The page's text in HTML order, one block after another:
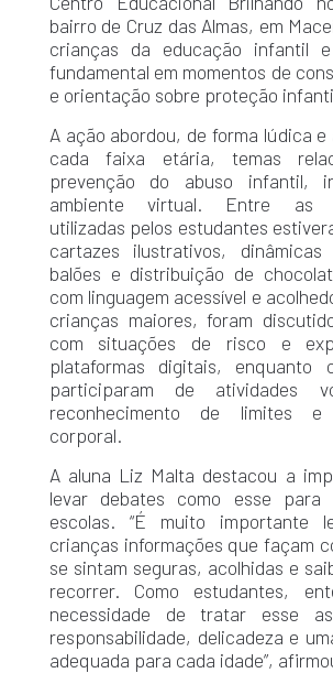
bairro de Cruz das Almas, em
crianças da educação infantil
fundamental em momentos de
e orientação sobre proteção
A ação abordou, de forma lúdica e
cada faixa etária, temas
prevenção do abuso infantil,
ambiente virtual. Entre as
utilizadas pelos estudantes
cartazes ilustrativos, dinâmicas
balões e distribuição de
com linguagem acessível e
crianças maiores, foram
com situações de risco e
plataformas digitais, enquanto
participaram de atividades
reconhecimento de limites e
corporal.
A aluna Liz Malta destacou a
levar debates como esse para
escolas. “É muito importante
crianças informações que façam
se sintam seguras, acolhidas e
recorrer. Como estudantes,
necessidade de tratar esse
responsabilidade, delicadeza e
adequada para cada idade”,